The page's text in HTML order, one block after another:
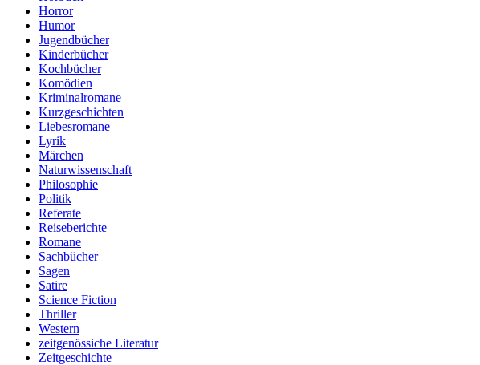
Horror
Humor
Jugendbücher
Kinderbücher
Kochbücher
Komödien
Kriminalromane
Kurzgeschichten
Liebesromane
Lyrik
Märchen
Naturwissenschaft
Philosophie
Politik
Referate
Reiseberichte
Romane
Sachbücher
Sagen
Satire
Science Fiction
Thriller
Western
zeitgenössiche Literatur
Zeitgeschichte